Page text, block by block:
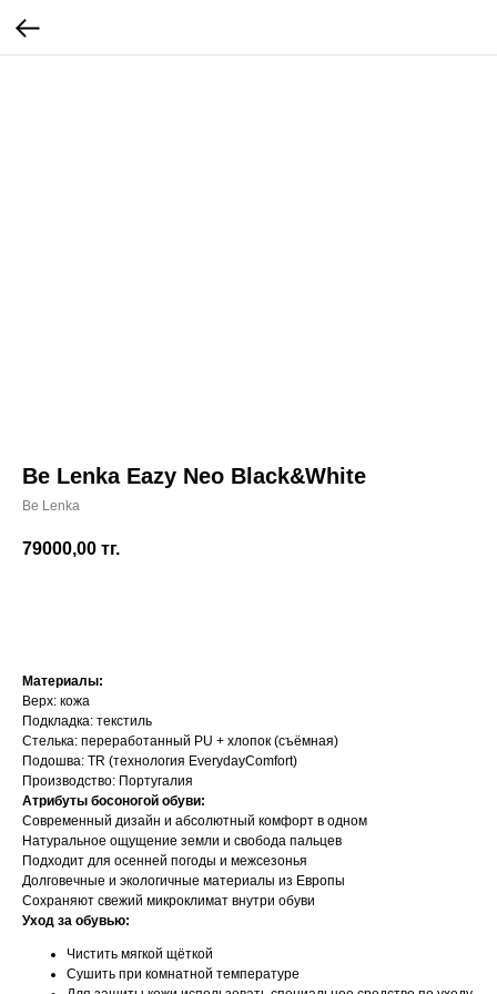
Be Lenka Eazy Neo Black&White
Be Lenka
79000,00 тг.
Материалы:
Верх: кожа
Подкладка: текстиль
Стелька: переработанный PU + хлопок (съёмная)
Подошва: TR (технология EverydayComfort)
Производство: Португалия
Атрибуты босоногой обуви:
Современный дизайн и абсолютный комфорт в одном
Натуральное ощущение земли и свобода пальцев
Подходит для осенней погоды и межсезонья
Долговечные и экологичные материалы из Европы
Сохраняют свежий микроклимат внутри обуви
Уход за обувью:
Чистить мягкой щёткой
Сушить при комнатной температуре